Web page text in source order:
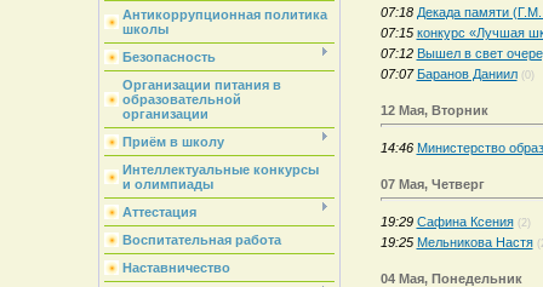
Антикоррупционная политика
школы
Безопасность
Организации питания в
образовательной
организации
Приём в школу
Интеллектуальные конкурсы
и олимпиады
Аттестация
Воспитательная работа
Наставничество
07:18 Декада памяти
07:15 конкурс «Лучшая
07:12 Вышел в свет
07:07 Баранов Даниил (0)
12 Мая, Вторник
14:46 Министерство
07 Мая, Четверг
19:29 Сафина Ксения (2)
19:25 Мельникова Настя
04 Мая, Понедельник